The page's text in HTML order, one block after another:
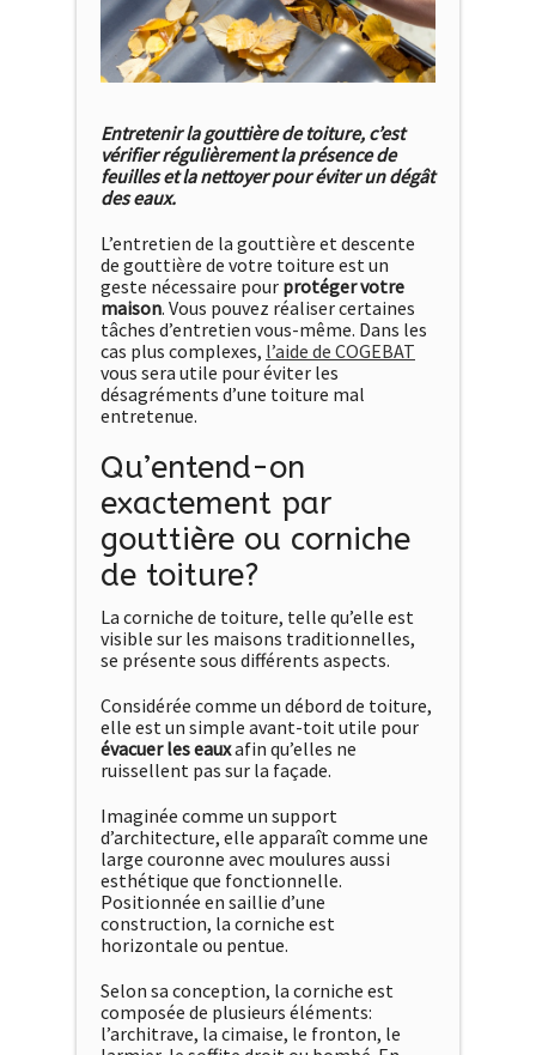
Entretenir la gouttière de toiture, c’est
vérifier régulièrement la présence de
feuilles et la nettoyer pour éviter un dégât
des eaux.
L’entretien de la gouttière et descente
de gouttière de votre toiture est un
geste nécessaire pour protéger votre
maison. Vous pouvez réaliser certaines
tâches d’entretien vous-même. Dans les
cas plus complexes, l’aide de COGEBAT
vous sera utile pour éviter les
désagréments d’une toiture mal
entretenue.
Qu’entend-on
exactement par
gouttière ou corniche
de toiture?
La corniche de toiture, telle qu’elle est
visible sur les maisons traditionnelles,
se présente sous différents aspects.
Considérée comme un débord de toiture,
elle est un simple avant-toit utile pour
évacuer les eauxafin qu’elles ne
ruissellent pas sur la façade.
Imaginée comme un support
d’architecture, elle apparaît comme une
large couronne avec moulures aussi
esthétique que fonctionnelle.
Positionnée en saillie d’une
construction, la corniche est
horizontale ou pentue.
Selon sa conception, la corniche est
composée de plusieurs éléments:
l’architrave, la cimaise, le fronton, le